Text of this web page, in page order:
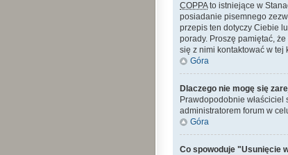
COPPAto istniejące w
posiadanie pisemnego
przepis ten dotyczy Ciebie
porady. Proszę pamiętać,
się z nimi kontaktować w tej
Góra
Dlaczego nie mogę się
Prawdopodobnie właściciel
administratorem forum w
Góra
Co spowoduje "Usunięcie